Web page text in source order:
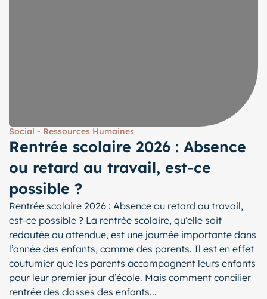
Social - Ressources Humaines
Rentrée scolaire 2026 : Absence
ou retard au travail, est-ce
possible ?
Rentrée scolaire 2026 : Absence ou retard au travail,
est-ce possible ? La rentrée scolaire, qu’elle soit
redoutée ou attendue, est une journée importante dans
l’année des enfants, comme des parents. Il est en effet
coutumier que les parents accompagnent leurs enfants
pour leur premier jour d’école. Mais comment concilier
rentrée des classes des enfants...